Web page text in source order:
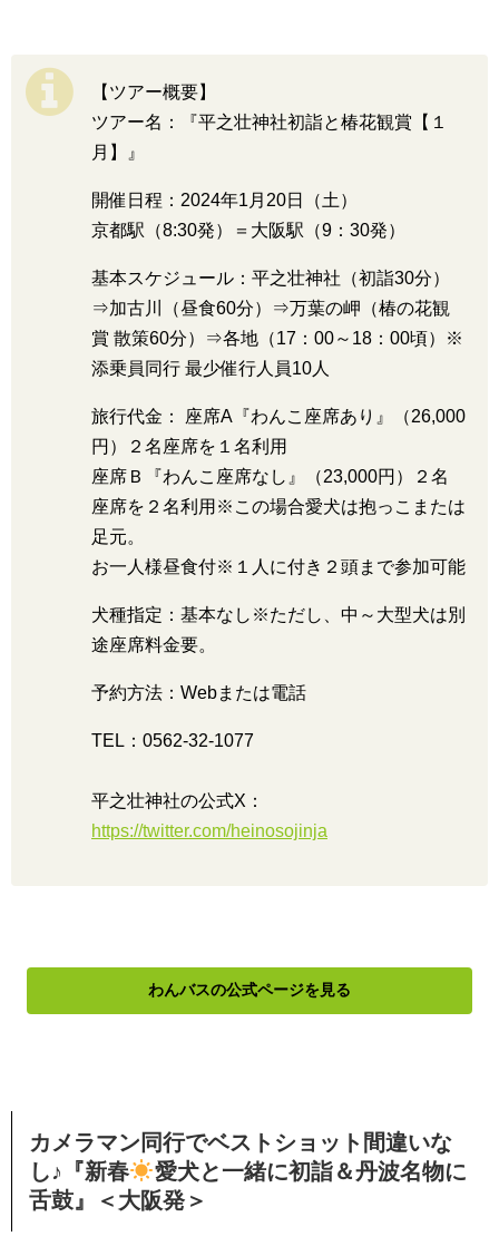
【ツアー概要】
ツアー名：『平之壮神社初詣と椿花観賞【１
月】』
開催日程：2024年1月20日（土）
京都駅（8:30発）＝大阪駅（9：30発）
基本スケジュール：平之壮神社（初詣30分）
⇒加古川（昼食60分）⇒万葉の岬（椿の花観
賞 散策60分）⇒各地（17：00～18：00頃）※
添乗員同行 最少催行人員10人
旅行代金： 座席A『わんこ座席あり』（26,000
円）２名座席を１名利用
座席Ｂ『わんこ座席なし』（23,000円）２名
座席を２名利用※この場合愛犬は抱っこまたは
足元。
お一人様昼食付※１人に付き２頭まで参加可能
犬種指定：基本なし※ただし、中～大型犬は別
途座席料金要。
予約方法：Webまたは電話
TEL：0562-32-1077
平之壮神社の公式X：
https://twitter.com/heinosojinja
わんバスの公式ページを見る
カメラマン同行でベストショット間違いな
し♪『新春
愛犬と一緒に初詣＆丹波名物に
舌鼓』＜大阪発＞